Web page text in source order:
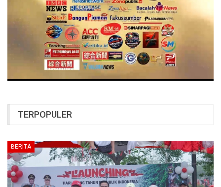
TERPOPULER
BERITA